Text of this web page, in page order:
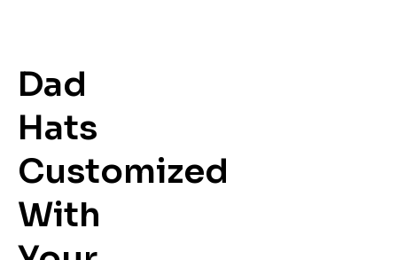
Dad
Hats
Customized
With